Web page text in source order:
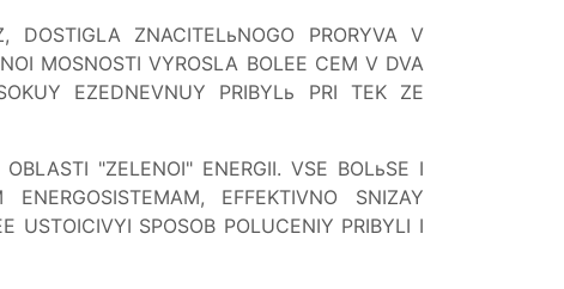
DOSTIGLA ZNACITELьNOGO PRORYVA V
MOSNOSTI VYROSLA BOLEE CEM V DVA
EZEDNEVNUY PRIBYLь PRI TEK ZE
"ZELENOI" ENERGII. VSE BOLьSE I
EFFEKTIVNO SNIZAY
USTOICIVYI SPOSOB POLUCENIY PRIBYLI I